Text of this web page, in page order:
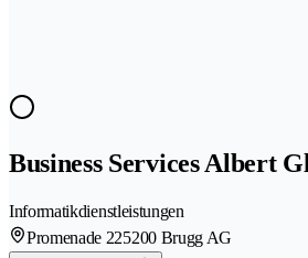
Business Services Albert
Informatikdienstleistungen
Promenade 225200 Brugg AG